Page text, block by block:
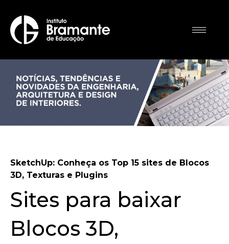
SketchUp: Conheça os Top 15 sites de Blocos
3D, Texturas e Plugins
Sites para baixar
Blocos 3D,